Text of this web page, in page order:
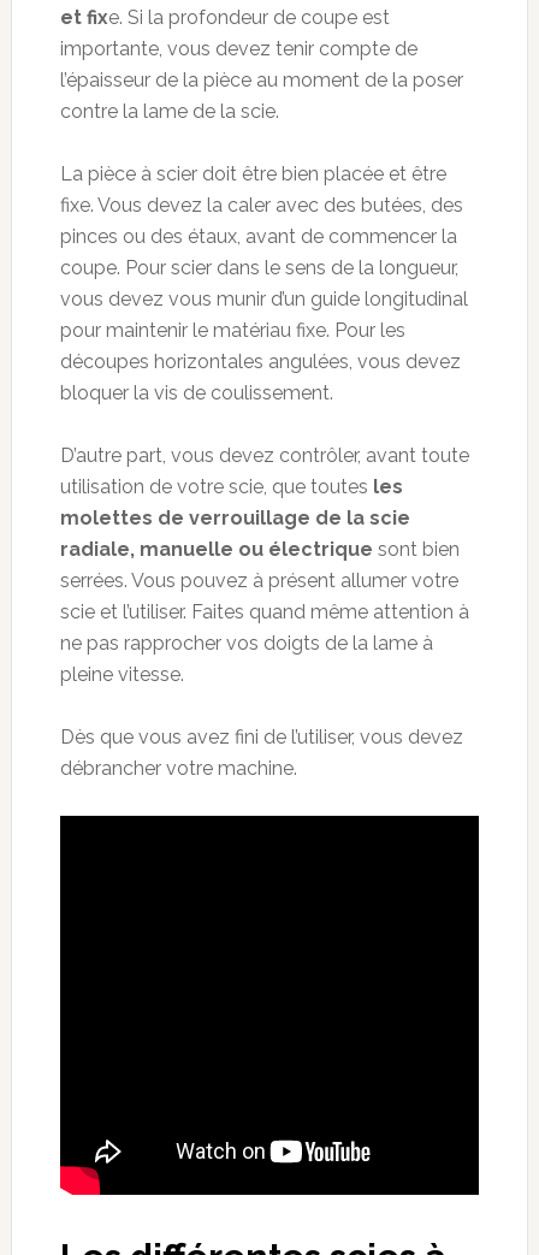
et fixe. Si la profondeur de coupe est
importante, vous devez tenir compte de
l’épaisseur de la pièce au moment de la poser
contre la lame de la scie.
La pièce à scier doit être bien placée et être
fixe. Vous devez la caler avec des butées, des
pinces ou des étaux, avant de commencer la
coupe. Pour scier dans le sens de la longueur,
vous devez vous munir d’un guide longitudinal
pour maintenir le matériau fixe. Pour les
découpes horizontales angulées, vous devez
bloquer la vis de coulissement.
D’autre part, vous devez contrôler, avant toute
utilisation de votre scie, que toutes les
molettes de verrouillage de la scie
radiale, manuelle ou électrique sont bien
serrées. Vous pouvez à présent allumer votre
scie et l’utiliser. Faites quand même attention à
ne pas rapprocher vos doigts de la lame à
pleine vitesse.
Dès que vous avez fini de l’utiliser, vous devez
débrancher votre machine.